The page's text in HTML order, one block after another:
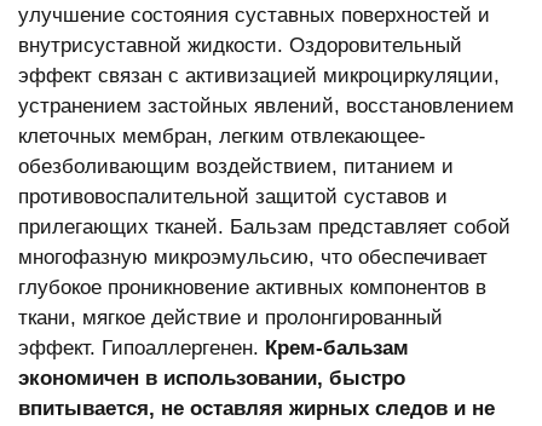
улучшение состояния суставных поверхностей и
внутрисуставной жидкости. Оздоровительный
эффект связан с активизацией микроциркуляции,
устранением застойных явлений, восстановлением
клеточных мембран, легким отвлекающее-
обезболивающим воздействием, питанием и
противовоспалительной защитой суставов и
прилегающих тканей. Бальзам представляет собой
многофазную микроэмульсию, что обеспечивает
глубокое проникновение активных компонентов в
ткани, мягкое действие и пролонгированный
эффект. Гипоаллергенен. Крем-бальзам
экономичен в использовании, быстро
впитывается, не оставляя жирных следов и не